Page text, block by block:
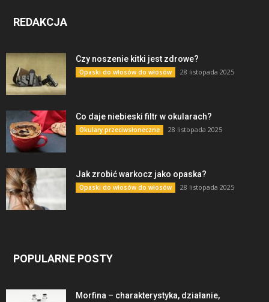
REDAKCJA
Czy noszenie kitki jest zdrowe?
Opaski do włosów do włosów 28 listopada 2025
Co daje niebieski filtr w okularach?
Okulary przeciwsłoneczne 28 listopada 2025
Jak zrobić warkocz jako opaska?
Opaski do włosów do włosów 28 listopada 2025
POPULARNE POSTY
Morfina – charakterystyka, działanie,